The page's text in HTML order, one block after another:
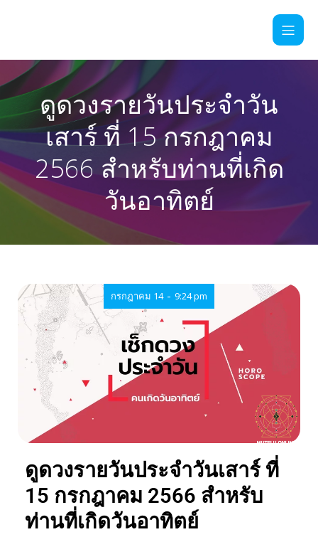
ดูดวงรายวันประจำวัน
เสาร์ ที่ 15 กรกฎาคม
2566 สำหรับท่านที่เกิด
วันอาทิตย์
กรกฎาคม 14 - 9:24 pm
ดูดวงรายวันประจำวันเสาร์ ที่
15 กรกฎาคม 2566 สำหรับ
ท่านที่เกิดวันอาทิตย์